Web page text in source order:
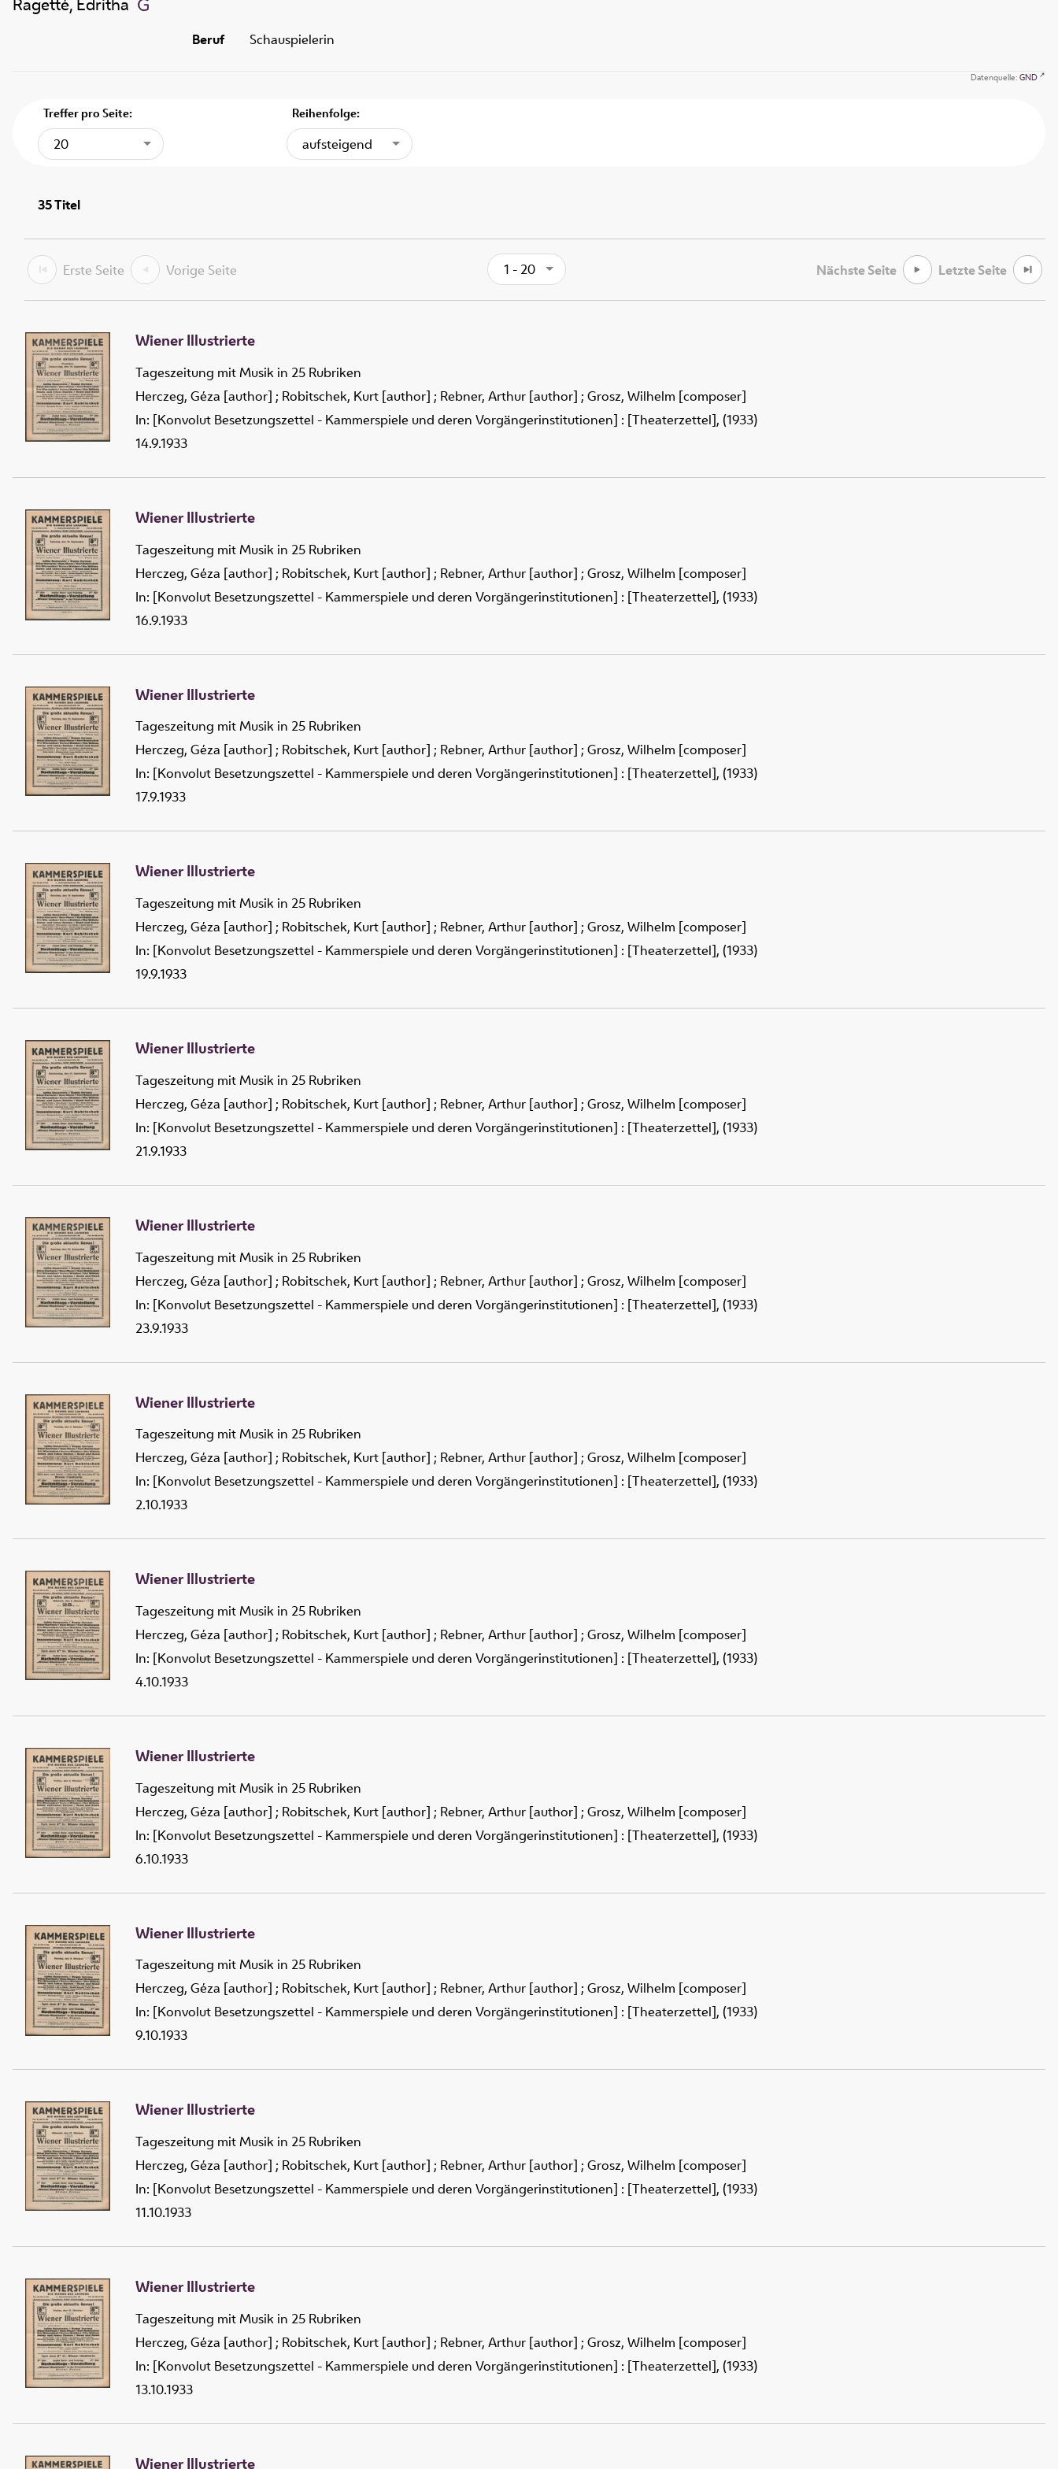
Beruf Schauspielerin
Datenquelle: GND
Treffer pro Seite:
20
Reihenfolge:
aufsteigend
35Titel
Erste Seite Vorige Seite 1 - 20 Nächste Seite Letzte Seite
Wiener Illustrierte
Tageszeitung mit Musik in 25 Rubriken
Herczeg, Géza [author] ; Robitschek, Kurt [author] ; Rebner, Arthur [author] ; Grosz, Wilhelm [composer]
In: [Konvolut Besetzungszettel - Kammerspiele und deren Vorgängerinstitutionen] : [Theaterzettel], (1933)
14.9.1933
Wiener Illustrierte
Tageszeitung mit Musik in 25 Rubriken
Herczeg, Géza [author] ; Robitschek, Kurt [author] ; Rebner, Arthur [author] ; Grosz, Wilhelm [composer]
In: [Konvolut Besetzungszettel - Kammerspiele und deren Vorgängerinstitutionen] : [Theaterzettel], (1933)
16.9.1933
Wiener Illustrierte
Tageszeitung mit Musik in 25 Rubriken
Herczeg, Géza [author] ; Robitschek, Kurt [author] ; Rebner, Arthur [author] ; Grosz, Wilhelm [composer]
In: [Konvolut Besetzungszettel - Kammerspiele und deren Vorgängerinstitutionen] : [Theaterzettel], (1933)
17.9.1933
Wiener Illustrierte
Tageszeitung mit Musik in 25 Rubriken
Herczeg, Géza [author] ; Robitschek, Kurt [author] ; Rebner, Arthur [author] ; Grosz, Wilhelm [composer]
In: [Konvolut Besetzungszettel - Kammerspiele und deren Vorgängerinstitutionen] : [Theaterzettel], (1933)
19.9.1933
Wiener Illustrierte
Tageszeitung mit Musik in 25 Rubriken
Herczeg, Géza [author] ; Robitschek, Kurt [author] ; Rebner, Arthur [author] ; Grosz, Wilhelm [composer]
In: [Konvolut Besetzungszettel - Kammerspiele und deren Vorgängerinstitutionen] : [Theaterzettel], (1933)
21.9.1933
Wiener Illustrierte
Tageszeitung mit Musik in 25 Rubriken
Herczeg, Géza [author] ; Robitschek, Kurt [author] ; Rebner, Arthur [author] ; Grosz, Wilhelm [composer]
In: [Konvolut Besetzungszettel - Kammerspiele und deren Vorgängerinstitutionen] : [Theaterzettel], (1933)
23.9.1933
Wiener Illustrierte
Tageszeitung mit Musik in 25 Rubriken
Herczeg, Géza [author] ; Robitschek, Kurt [author] ; Rebner, Arthur [author] ; Grosz, Wilhelm [composer]
In: [Konvolut Besetzungszettel - Kammerspiele und deren Vorgängerinstitutionen] : [Theaterzettel], (1933)
2.10.1933
Wiener Illustrierte
Tageszeitung mit Musik in 25 Rubriken
Herczeg, Géza [author] ; Robitschek, Kurt [author] ; Rebner, Arthur [author] ; Grosz, Wilhelm [composer]
In: [Konvolut Besetzungszettel - Kammerspiele und deren Vorgängerinstitutionen] : [Theaterzettel], (1933)
4.10.1933
Wiener Illustrierte
Tageszeitung mit Musik in 25 Rubriken
Herczeg, Géza [author] ; Robitschek, Kurt [author] ; Rebner, Arthur [author] ; Grosz, Wilhelm [composer]
In: [Konvolut Besetzungszettel - Kammerspiele und deren Vorgängerinstitutionen] : [Theaterzettel], (1933)
6.10.1933
Wiener Illustrierte
Tageszeitung mit Musik in 25 Rubriken
Herczeg, Géza [author] ; Robitschek, Kurt [author] ; Rebner, Arthur [author] ; Grosz, Wilhelm [composer]
In: [Konvolut Besetzungszettel - Kammerspiele und deren Vorgängerinstitutionen] : [Theaterzettel], (1933)
9.10.1933
Wiener Illustrierte
Tageszeitung mit Musik in 25 Rubriken
Herczeg, Géza [author] ; Robitschek, Kurt [author] ; Rebner, Arthur [author] ; Grosz, Wilhelm [composer]
In: [Konvolut Besetzungszettel - Kammerspiele und deren Vorgängerinstitutionen] : [Theaterzettel], (1933)
11.10.1933
Wiener Illustrierte
Tageszeitung mit Musik in 25 Rubriken
Herczeg, Géza [author] ; Robitschek, Kurt [author] ; Rebner, Arthur [author] ; Grosz, Wilhelm [composer]
In: [Konvolut Besetzungszettel - Kammerspiele und deren Vorgängerinstitutionen] : [Theaterzettel], (1933)
13.10.1933
Wiener Illustrierte